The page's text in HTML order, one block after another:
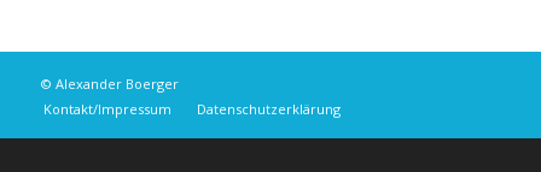
© Alexander Boerger
Kontakt/Impressum
Datenschutzerklärung